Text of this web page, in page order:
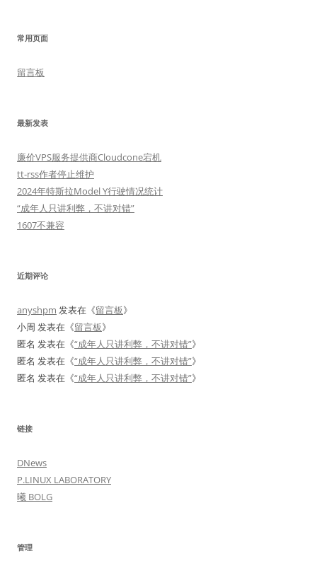
常用页面
留言板
最新发表
廉价VPS服务提供商Cloudcone宕机
tt-rss作者停止维护
2024年特斯拉Model Y行驶情况统计
“成年人只讲利弊，不讲对错”
1607不兼容
近期评论
anyshpm 发表在《留言板》
小周 发表在《留言板》
匿名 发表在《“成年人只讲利弊，不讲对错”》
匿名 发表在《“成年人只讲利弊，不讲对错”》
匿名 发表在《“成年人只讲利弊，不讲对错”》
链接
DNews
P.LINUX LABORATORY
曦 BOLG
管理